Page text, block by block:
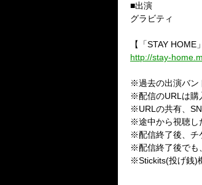
■出演
グラビティ
【「STAY HOME
http://stay-
※過去の出演バン
※配信のURL は購
※URL の共有、
※途中から視聴し
※配信終了後、チ
※配信終了後でも、
※Stickits(投げ銭)